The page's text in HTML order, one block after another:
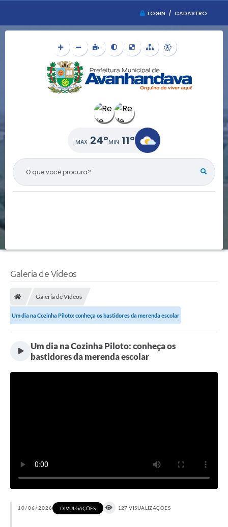
LOGIN / CADASTRO
O QUE VOCÊ PROCURA?
24° 11°
Galeria de Vídeos
Galeria de Vídeos
Um dia na Cozinha Piloto: conheça os bastidores da merenda escolar
Um dia na Cozinha Piloto: conheça os
bastidores da merenda escolar
10/06/2026 DIVULGAÇÕES 127 VISUALIZAÇÕES